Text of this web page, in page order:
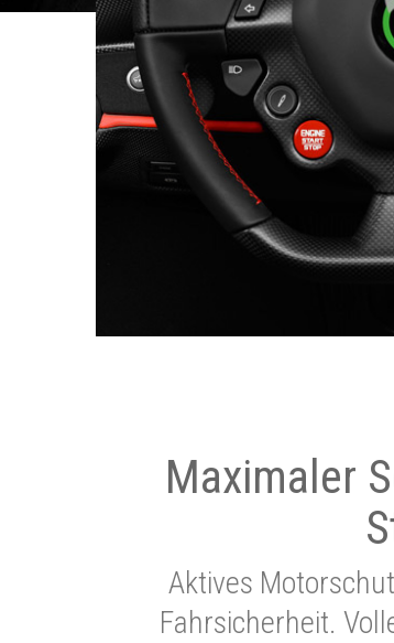
Maximaler
Aktives
Fahrsicherheit.